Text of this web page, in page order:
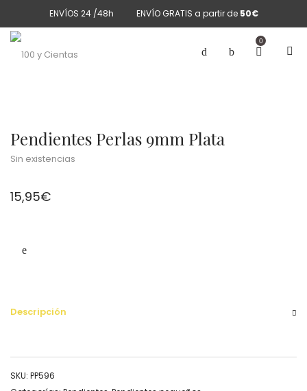
ENVÍOS 24 /48h ENVÍO GRATIS a partir de 50€
0
Pendientes Perlas 9mm Plata
Sin existencias
15,95€
Descripción
SKU: PP596